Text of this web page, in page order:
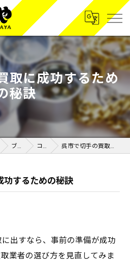
取に成功するため
秘訣
ブログ コラム 呉市で切手の買取に成功するための秘訣
功するための秘訣
出すなら、事前の準備が成功
業者の選び方を見直してみま